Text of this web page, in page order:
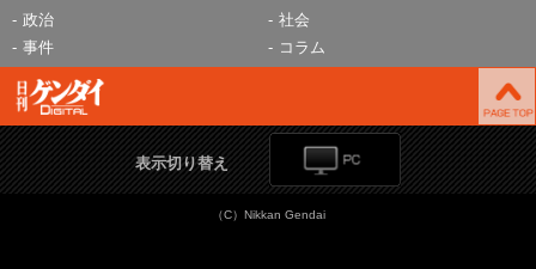
政治
社会
事件
コラム
表示切り替え
（C）Nikkan Gendai